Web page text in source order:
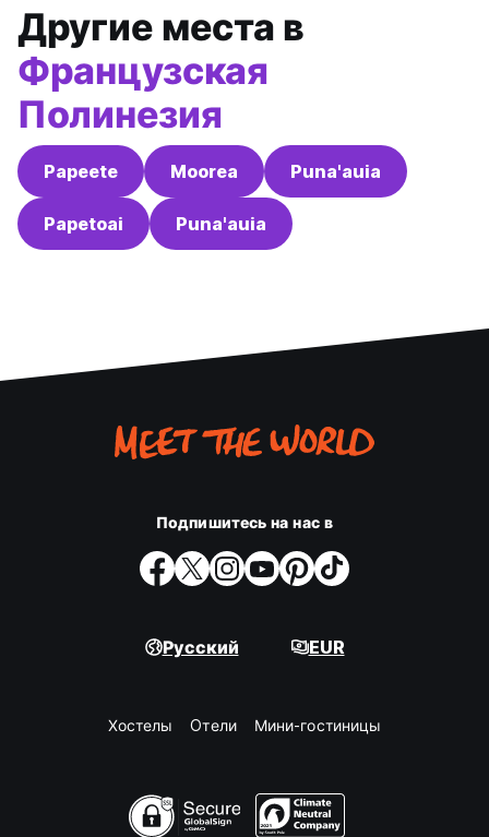
Другие места в
Французская
Полинезия
Papeete Moorea Puna'auia
Papetoai Puna'auia
Подпишитесь на нас в
Русский EUR
Хостелы Oтели Мини-гостиницы